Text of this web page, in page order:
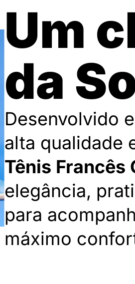
Um
da
Desenvolvido
alta qualidade
Tênis Francês
elegância,
para
máximo